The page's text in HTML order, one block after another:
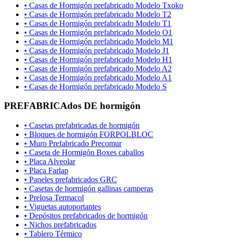
• Casas de Hormigón prefabricado Modelo Txoko
• Casas de Hormigón prefabricado Modelo T2
• Casas de Hormigón prefabricado Modelo T1
• Casas de Hormigón prefabricado Modelo O1
• Casas de Hormigón prefabricado Modelo M1
• Casas de Hormigón prefabricado Modelo J1
• Casas de Hormigón prefabricado Modelo H1
• Casas de Hormigón prefabricado Modelo A2
• Casas de Hormigón prefabricado Modelo A1
• Casas de Hormigón prefabricado Modelo S
PREFABRICAdos DE hormigón
• Casetas prefabricadas de hormigón
• Bloques de hormigón FORPOLBLOC
• Muro Prefabricado Precomur
• Caseta de Hormigón Boxes caballos
• Placa Alveolar
• Placa Farlap
• Paneles prefabricados GRC
• Casetas de hormigón gallinas camperas
• Prelosa Termacol
• Viguetas autoportantes
• Depósitos prefabricados de hormigón
• Nichos prefabricados
• Tablero Térmico